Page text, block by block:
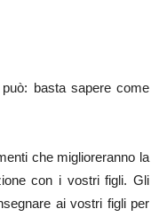
basta sapere come
che miglioreranno la
con i vostri figli. Gli
ai vostri figli per